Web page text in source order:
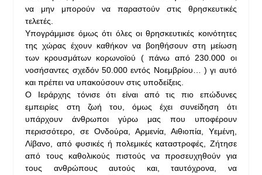
να μην μπορούν να παραστούν στις θρησκευτικές
τελετές.
Υπογράμμισε όμως ότι όλες οι θρησκευτικές κοινότητες
της χώρας έχουν καθήκον να βοηθήσουν στη μείωση
των κρουσμάτων κορωνοϊού ( πάνω από 230.000 οι
νοσήσαντες σχεδόν 50.000 εντός Νοεμβρίου… ) γι αυτό
και πρέπει να υπακούσουν στις υποδείξεις.
Ο Ιεράρχης τόνισε ότι είναι από τις πιο επώδυνες
εμπειρίες στη ζωή του, όμως έχει συνείδηση ότι
υπάρχουν άνθρωποι γύρω μας που υποφέρουν
περισσότερο, σε Ονδούρα, Αρμενία, Αιθιοπία, Υεμένη,
Λίβανο, από φυσικές ή πολεμικές καταστροφές, Ζήτησε
από τους καθολικούς πιστούς να προσευχηθούν για
τους ανθρώπους αυτούς και, ταυτόχρονα, να